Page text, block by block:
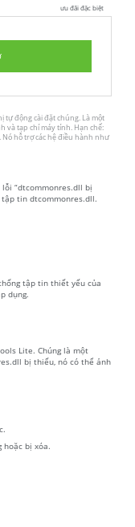
ưu đãi đặc biệt
tự động cài đặt chúng. Là một
và tạp chí máy tính. Hạn chế:
hỗ trợ các hệ điều hành như
“dtcommonres.dll bị
tập tin dtcommonres.dll.
tập tin thiết yếu của
dụng.
Lite. Chúng là một
bị thiếu, nó có thể ảnh
hoặc bị xóa.